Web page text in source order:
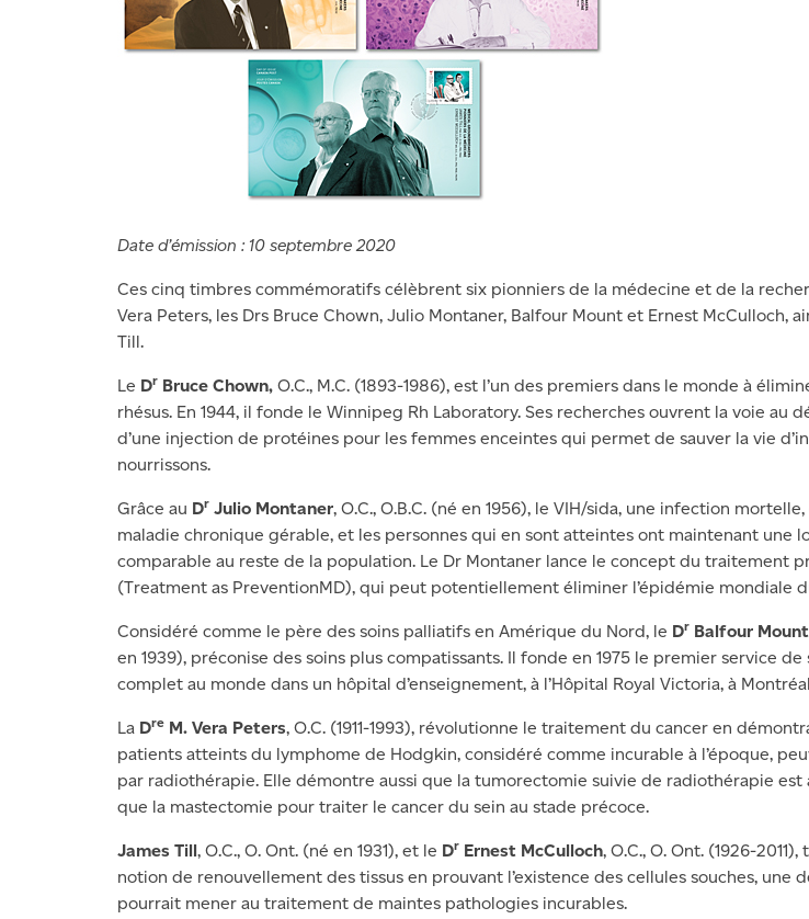
Date d’émission : 10 septembre 2020
Ces cinq timbres commémoratifs célèbrent six pionniers de la médecine et de la
Vera Peters, les Drs Bruce Chown, Julio Montaner, Balfour Mount et Ernest McCulloch,
Till.
Le DrBruce Chown,O.C., M.C. (1893-1986), est l’un des premiers dans le monde à
rhésus. En 1944, il fonde le Winnipeg Rh Laboratory. Ses recherches ouvrent la voie au
d’une injection de protéines pour les femmes enceintes qui permet de sauver la vie
nourrissons.
Grâce au DrJulio Montaner, O.C., O.B.C. (né en 1956), le VIH/sida, une infection
maladie chronique gérable, et les personnes qui en sont atteintes ont maintenant une
comparable au reste de la population. Le Dr Montaner lance le concept du traitement
(Treatment as PreventionMD), qui peut potentiellement éliminer l’épidémie mondiale
Considéré comme le père des soins palliatifs en Amérique du Nord, le DrBalfour Mount
en 1939), préconise des soins plus compatissants. Il fonde en 1975 le premier service
complet au monde dans un hôpital d’enseignement, à l’Hôpital Royal Victoria, à
La DreM. Vera Peters, O.C. (1911-1993), révolutionne le traitement du cancer en
patients atteints du lymphome de Hodgkin, considéré comme incurable à l’époque,
par radiothérapie. Elle démontre aussi que la tumorectomie suivie de radiothérapie est
que la mastectomie pour traiter le cancer du sein au stade précoce.
James Till, O.C., O. Ont. (né en 1931), et le DrErnest McCulloch, O.C., O. Ont. (1926-
notion de renouvellement des tissus en prouvant l’existence des cellules souches, une
pourrait mener au traitement de maintes pathologies incurables.